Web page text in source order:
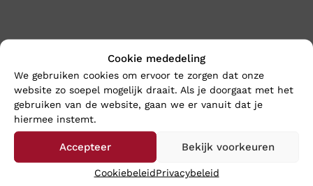
Cookie mededeling
We gebruiken cookies om ervoor te zorgen dat onze
website zo soepel mogelijk draait. Als je doorgaat met het
gebruiken van de website, gaan we er vanuit dat je
hiermee instemt.
Accepteer Bekijk voorkeuren
CookiebeleidPrivacybeleid
En wat vind u van deze?